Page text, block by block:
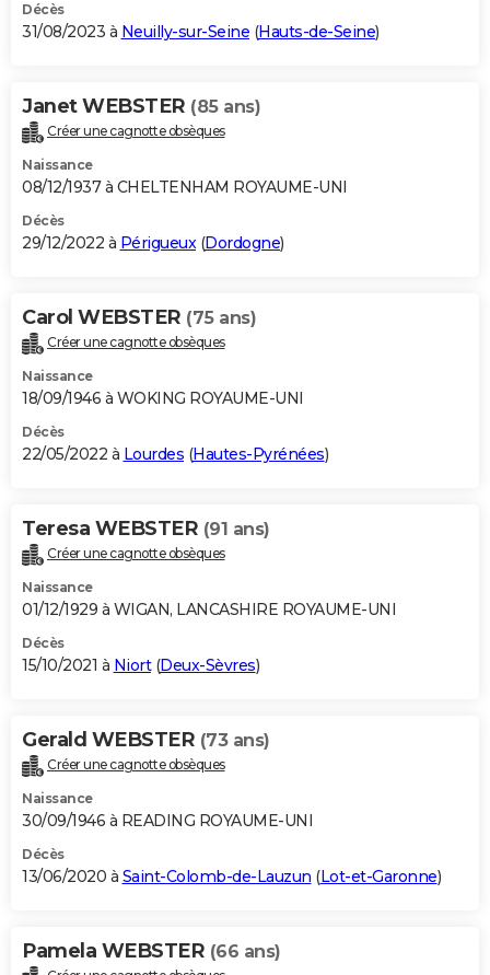
Décès
31/08/2023 à Neuilly-sur-Seine (Hauts-de-Seine)
Janet WEBSTER (85 ans)
Créer une cagnotte obsèques
Naissance
08/12/1937 à CHELTENHAM ROYAUME-UNI
Décès
29/12/2022 à Périgueux(Dordogne)
Carol WEBSTER (75 ans)
Créer une cagnotte obsèques
Naissance
18/09/1946 à WOKING ROYAUME-UNI
Décès
22/05/2022 à Lourdes (Hautes-Pyrénées)
Teresa WEBSTER (91 ans)
Créer une cagnotte obsèques
Naissance
01/12/1929 à WIGAN, LANCASHIRE ROYAUME-UNI
Décès
15/10/2021 à Niort(Deux-Sèvres)
Gerald WEBSTER (73 ans)
Créer une cagnotte obsèques
Naissance
30/09/1946 à READING ROYAUME-UNI
Décès
13/06/2020 à Saint-Colomb-de-Lauzun (Lot-et-Garonne)
Pamela WEBSTER (66 ans)